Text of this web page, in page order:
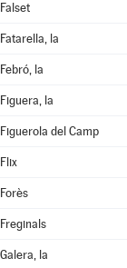
Falset
Fatarella, la
Febró, la
Figuera, la
Figuerola del Camp
Flix
Forès
Freginals
Galera, la